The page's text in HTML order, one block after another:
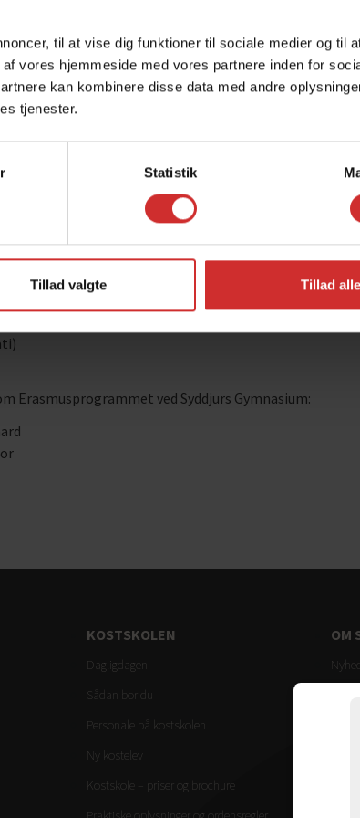
til at vise dig funktioner til sociale medier og til
vores hjemmeside med vores partnere inden for
kan kombinere disse data med andre
tjenester.
Statistik
Tillad valgte Tillad alle
indtil videre udmøntet sig i følgende aktiviteter:
Euro
Euro
i Spanien (sproglæring)
Erasmusprogrammet ved Syddjurs Gymnasium:
KOSTSKOLEN
Dagligdagen
Sådan bor du
Personale på kostskolen
Ny kostelev
Kostskole – priser og brochure
OM